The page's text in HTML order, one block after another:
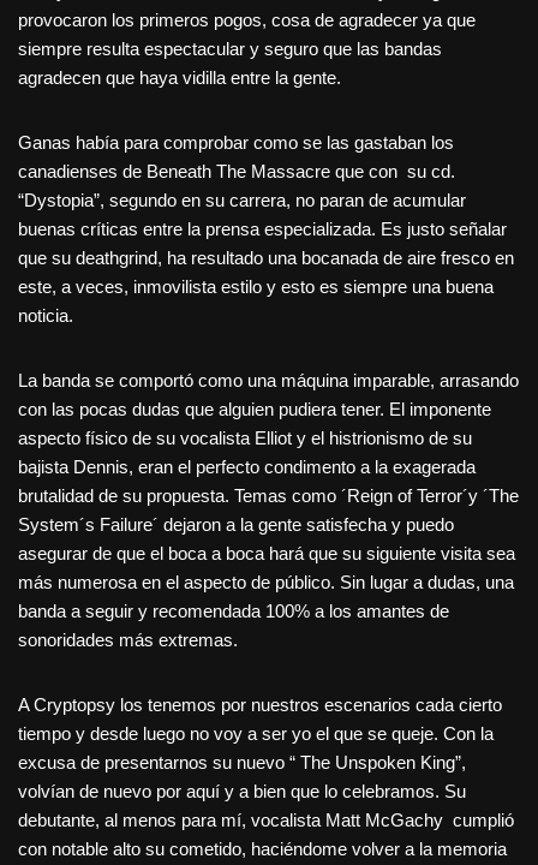
provocaron los primeros pogos, cosa de agradecer ya que
siempre resulta espectacular y seguro que las bandas
agradecen que haya vidilla entre la gente.
Ganas había para comprobar como se las gastaban los
canadienses de Beneath The Massacre que con su cd.
“Dystopia”, segundo en su carrera, no paran de acumular
buenas críticas entre la prensa especializada. Es justo señalar
que su deathgrind, ha resultado una bocanada de aire fresco en
este, a veces, inmovilista estilo y esto es siempre una buena
noticia.
La banda se comportó como una máquina imparable, arrasando
con las pocas dudas que alguien pudiera tener. El imponente
aspecto físico de su vocalista Elliot y el histrionismo de su
bajista Dennis, eran el perfecto condimento a la exagerada
brutalidad de su propuesta. Temas como ´Reign of Terror´y ´The
System´s Failure´ dejaron a la gente satisfecha y puedo
asegurar de que el boca a boca hará que su siguiente visita sea
más numerosa en el aspecto de público. Sin lugar a dudas, una
banda a seguir y recomendada 100% a los amantes de
sonoridades más extremas.
A Cryptopsy los tenemos por nuestros escenarios cada cierto
tiempo y desde luego no voy a ser yo el que se queje. Con la
excusa de presentarnos su nuevo “ The Unspoken King”,
volvían de nuevo por aquí y a bien que lo celebramos. Su
debutante, al menos para mí, vocalista Matt McGachy cumplió
con notable alto su cometido, haciéndome volver a la memoria